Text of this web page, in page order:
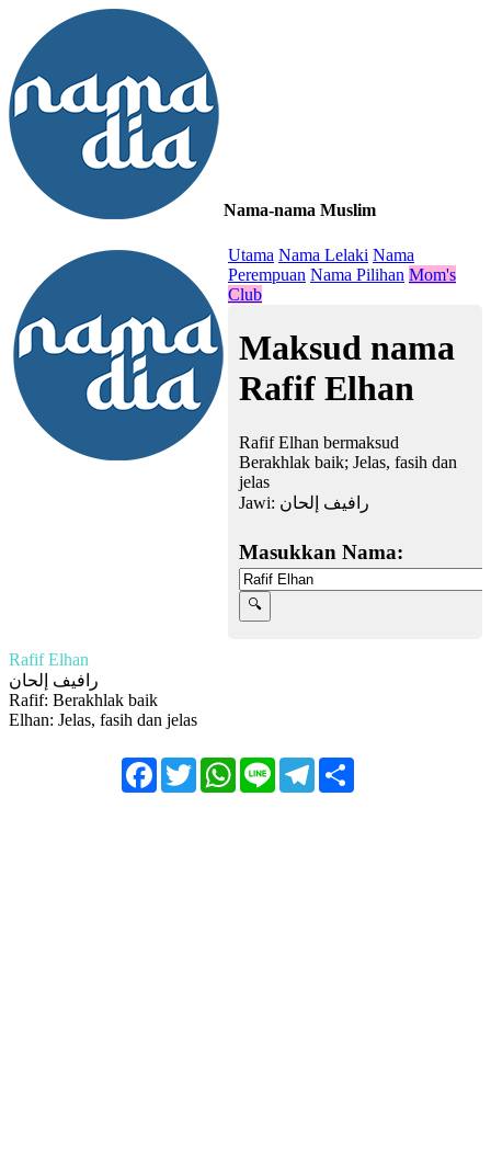
Nama-nama Muslim
Utama Nama Lelaki Nama
Perempuan Nama Pilihan Mom's
Club
Maksud nama
Rafif Elhan
Rafif Elhan bermaksud
Berakhlak baik; Jelas, fasih dan
jelas
Jawi: رافيف إلحان
Masukkan Nama:
Rafif Elhan
رافيف إلحان
Rafif: Berakhlak baik
Elhan: Jelas, fasih dan jelas
FacebookTwitterWhatsApp
Line Telegram